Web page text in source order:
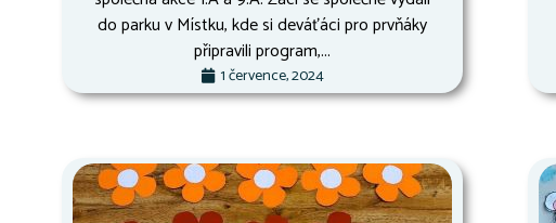
do parku v Místku, kde si deváťáci pro prvňáky
připravili program,...
1 července, 2024